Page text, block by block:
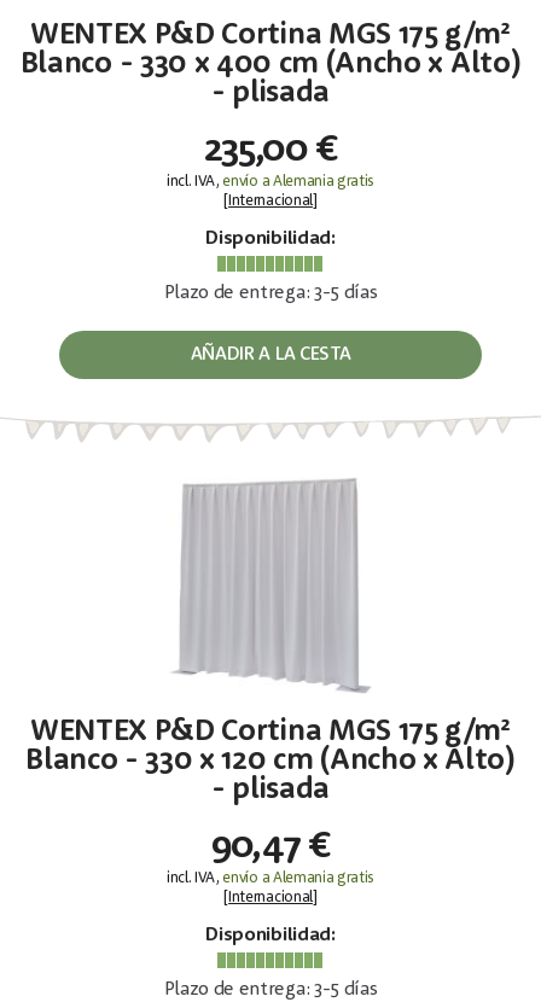
WENTEX P&D Cortina MGS 175 g/m²
Blanco - 330 x 400 cm (Ancho x Alto)
- plisada
235,00 €
incl. IVA,envío a Alemania gratis
Internacional]
Disponibilidad:
Plazo de entrega: 3-5 días
AÑADIR A LA CESTA
WENTEX P&D Cortina MGS 175 g/m²
Blanco - 330 x 120 cm (Ancho x Alto)
- plisada
90,47 €
incl. IVA,envío a Alemania gratis
Internacional]
Disponibilidad:
Plazo de entrega: 3-5 días